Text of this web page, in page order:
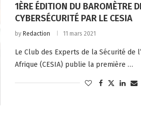
1ÈRE ÉDITION DU BAROMÈTRE
CYBERSÉCURITÉ PAR LE CESIA
by Redaction 11 mars 2021
Le Club des Experts de la Sécurité de
Afrique (CESIA) publie la première …